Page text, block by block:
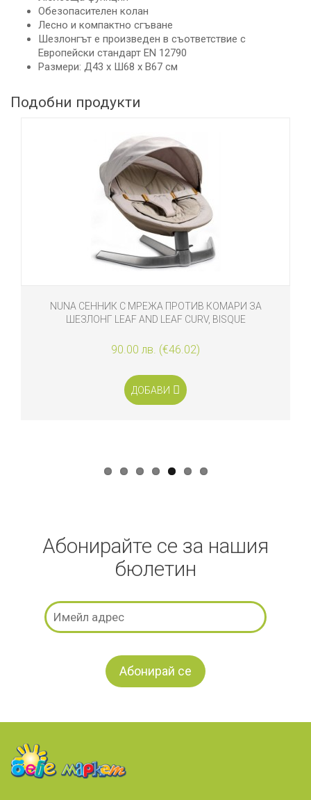
Обезопасителен колан
Лесно и компактно сгъване
Шезлонгът е произведен в съответствие с
Европейски стандарт EN 12790
Размери: Д43 х Ш68 х В67 см
Подобни продукти
NUNA СЕННИК С МРЕЖА ПРОТИВ КОМАРИ ЗА
ШЕЗЛОНГ LEAF AND LEAF CURV, BISQUE
90.00 лв. (€46.02)
ДОБАВИ
Абонирайте се за нашия
бюлетин